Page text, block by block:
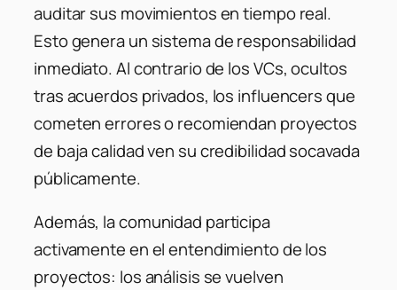
auditar sus movimientos en tiempo real.
Esto genera un sistema de responsabilidad
inmediato. Al contrario de los VCs, ocultos
tras acuerdos privados, los influencers que
cometen errores o recomiendan proyectos
de baja calidad ven su credibilidad socavada
públicamente.
Además, la comunidad participa
activamente en el entendimiento de los
proyectos: los análisis se vuelven